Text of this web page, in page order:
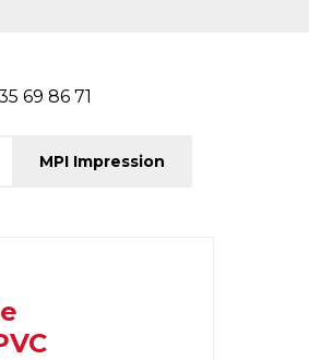
69 86 71
MPI Impression